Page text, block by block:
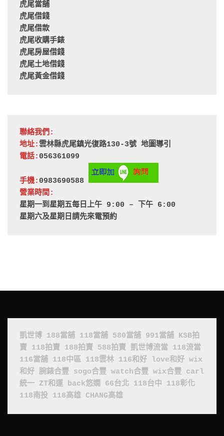
虎尾當舖
虎尾借錢
虎尾借款
虎尾收購手錶
虎尾房屋借錢
虎尾土地借錢
虎尾黃金借錢
聯絡我們:
地址:雲林縣虎尾鎮光復路130-3號 地圖導引
電話: 056361099
手機: 0983690588
營業時間:
星期一到星期五每日上午 9:00 – 下午 6:00
星期六及星期日請先來電預約
凱世博 188當舖 118當舖 580當舖 991當舖 KSB拍
賣
118拍賣 188拍賣 588拍賣 凱世博流當 118流當
116當舖 118中區 118雲林 116和好 love和好 wix
和好
腕錶合豐 sogo合豐 watch合豐 wix合豐 carl
統一 ZT和運 back悠嫻 66台北 118台中
118彰化
118南投 118高雄 CHANG高雄